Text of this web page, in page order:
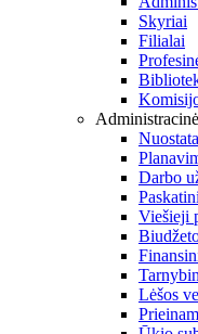
Skyriai
Filialai
Darbo
Viešieji
Lėšos